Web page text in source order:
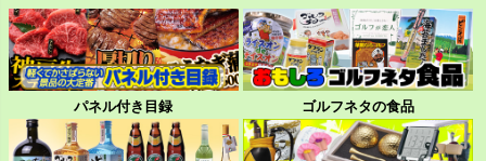
パネル付き目録 ゴルフネタの食品